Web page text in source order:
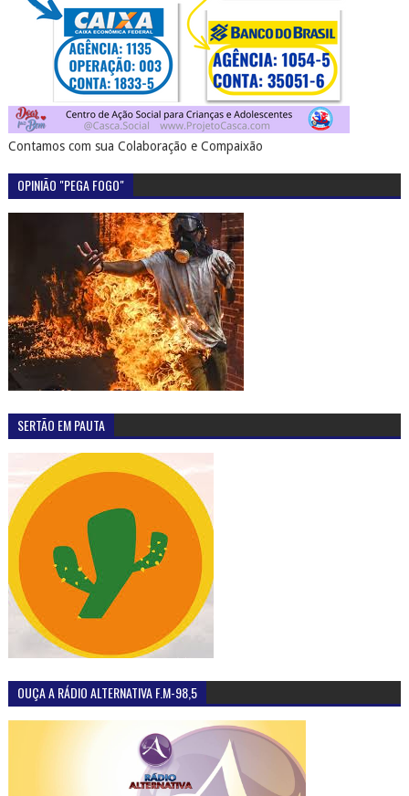
Contamos com sua Colaboração e Compaixão
OPINIÃO "PEGA FOGO"
SERTÃO EM PAUTA
OUÇA A RÁDIO ALTERNATIVA F.M-98,5